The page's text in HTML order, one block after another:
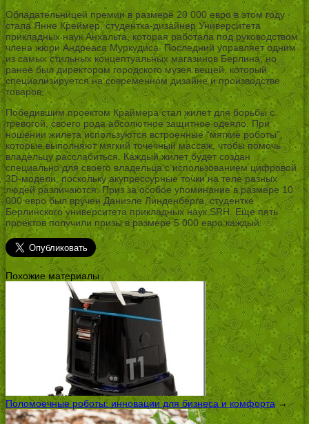
Обладательницей премии в размере 20 000 евро в этом году
стала Янне Креймер, студентка-дизайнер Университета
прикладных наук Анхальта, которая работала под руководством
члена жюри Андреаса Муркудиса. Последний управляет одним
из самых стильных концептуальных магазинов Берлина, но
ранее был директором городского музея вещей, который
специализируется на современном дизайне и производстве
товаров.
Победившим проектом Краймера стал жилет для борьбы с
тревогой, своего рода абсолютное защитное одеяло. При
ношении жилета используются встроенные “мягкие роботы”,
которые выполняют мягкий точечный массаж, чтобы помочь
владельцу расслабиться. Каждый жилет будет создан
специально для своего владельца с использованием цифровой
3D-модели, поскольку акупрессурные точки на теле разных
людей различаются. Приз за особое упоминание в размере 10
000 евро был вручен Даниэле Линденберга, студентке
Берлинского университета прикладных наук SRH. Еще пять
проектов получили призы в размере 5 000 евро каждый.
Похожие материалы
Поломоечные роботы: инновации для бизнеса и комфорта→